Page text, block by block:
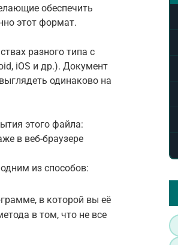
обеспечить
этот формат.
разного типа с
iOS и др.). Документ
одинаково на
этого файла:
в веб-браузере
из способов:
в которой вы её
в том, что не все